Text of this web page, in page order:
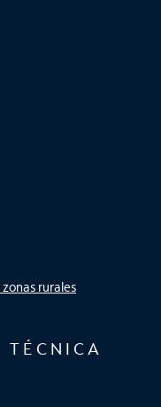
rurales
TÉCNICA